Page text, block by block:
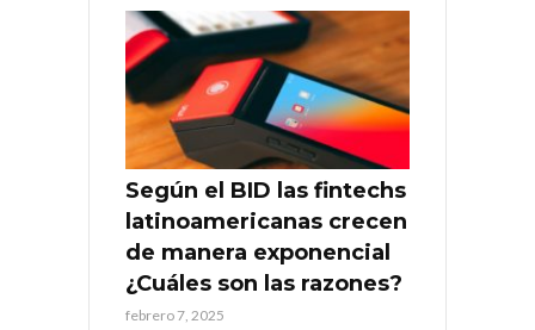
Según el BID las fintechs
latinoamericanas crecen
de manera exponencial
¿Cuáles son las razones?
febrero 7, 2025